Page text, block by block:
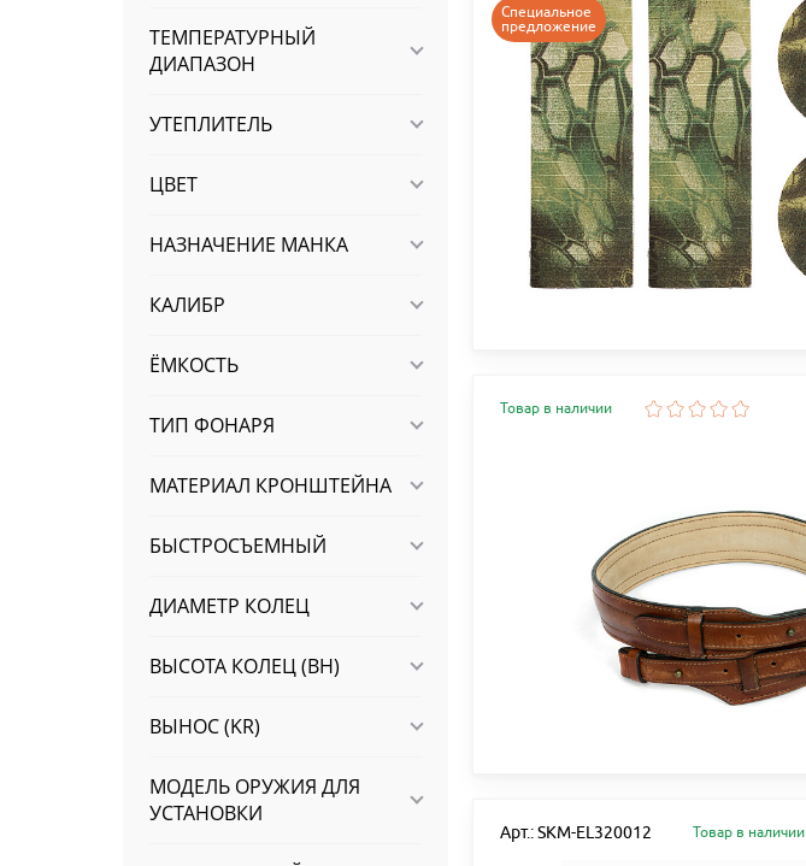
ТЕМПЕРАТУРНЫЙ
ДИАПАЗОН
УТЕПЛИТЕЛЬ
ЦВЕТ
НАЗНАЧЕНИЕ МАНКА
КАЛИБР
ЁМКОСТЬ
ТИП ФОНАРЯ
МАТЕРИАЛ КРОНШТЕЙНА
БЫСТРОСЪЕМНЫЙ
ДИАМЕТР КОЛЕЦ
ВЫСОТА КОЛЕЦ (BH)
ВЫНОС (KR)
МОДЕЛЬ ОРУЖИЯ ДЛЯ
УСТАНОВКИ
Специальное
предложение
Товар в наличии
Арт.: SKM-EL320012 Товар в наличии